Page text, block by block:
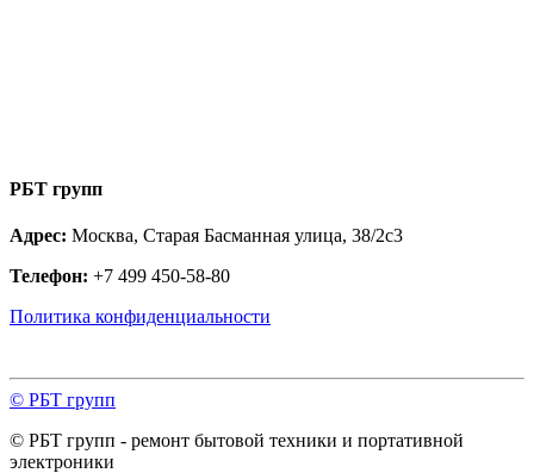
РБТ групп
Адрес: Москва, Старая Басманная улица, 38/2с3
Телефон: +7 499 450-58-80
Политика конфиденциальности
© РБТ групп
© РБТ групп - ремонт бытовой техники и портативной
электроники